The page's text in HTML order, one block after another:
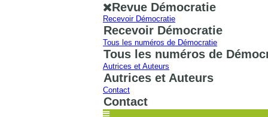
Revue Démocratie
Recevoir Démocratie
Recevoir Démocratie
Tous les numéros de Démocratie
Tous les numéros de
Autrices et Auteurs
Autrices et Auteurs
Contact
Contact